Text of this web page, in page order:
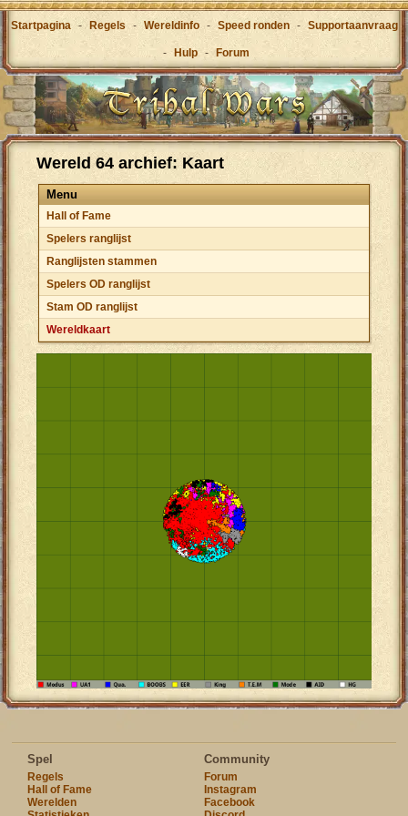
Startpagina - Regels - Wereldinfo - Speed ronden - Supportaanvraag
- Hulp - Forum
Wereld 64 archief: Kaart
Menu
Hall of Fame
Spelers ranglijst
Ranglijsten stammen
Spelers OD ranglijst
Stam OD ranglijst
Wereldkaart
Spel
Regels
Hall of Fame
Werelden
Community
Forum
Instagram
Facebook